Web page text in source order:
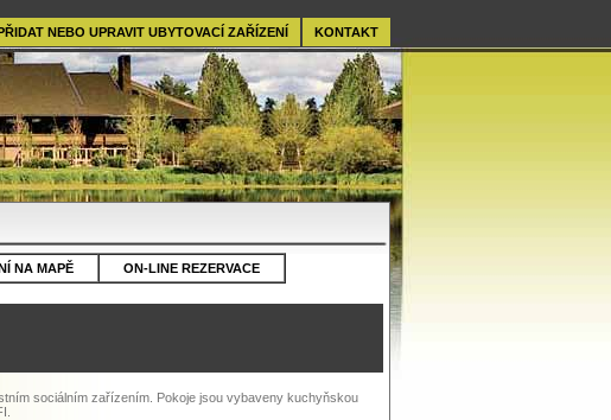
KONTAKT
NEBO UPRAVIT UBYTOVACÍ ZAŘÍZENÍ
NA MAPĚ ON-LINE REZERVACE
sociálním zařízením. Pokoje jsou vybaveny kuchyňskou